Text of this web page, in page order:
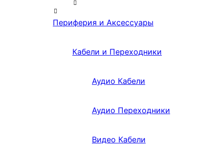
Периферия и Аксессуары
Кабели и Переходники
Аудио Кабели
Аудио Переходники
Видео Кабели